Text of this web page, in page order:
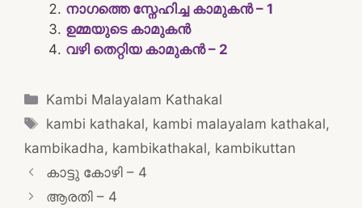
നാഗത്തെ സ്നേഹിച്ച കാമുകൻ – 1
ഉമ്മയുടെ കാമുകൻ
വഴി തെറ്റിയ കാമുകൻ – 2
Categories
Kambi Malayalam Kathakal
Tags
kambi kathakal, kambi malayalam kathakal,
kambikadha, kambikathakal, kambikuttan
Post
navigation
കാട്ടു കോഴി – 4
ആരതി – 4